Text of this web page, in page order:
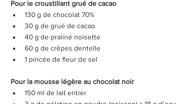
Pour le croustillant grué de cacao
130 g de chocolat 70%
30 g de grué de cacao
40 g de praliné noisette
60 g de crêpes dentelle
1 pincée de fleur de sel
Pour la mousse légère au chocolat noir
150 ml de lait entier